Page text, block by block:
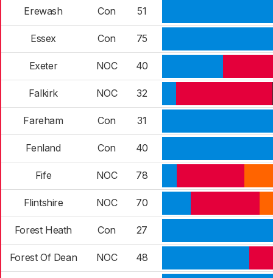
Erewash Con 51
Essex Con 75
Exeter NOC 40
Falkirk NOC 32
Fareham Con 31
Fenland Con 40
Fife NOC 78
Flintshire NOC 70
Forest Heath Con 27
Forest Of Dean NOC 48